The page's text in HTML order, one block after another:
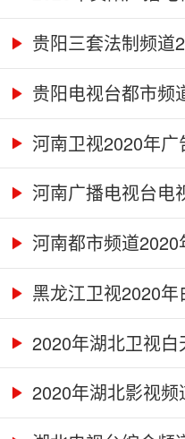
贵阳三套法制频道
贵阳电视台都市频
道...河南卫视2020年广
河南广播电视台电
河南都市频道
黑龙江卫视2020
2020年湖北卫视
2020年湖北影视